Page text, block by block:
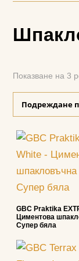
Показване на 3
GBC Praktika
Циментова
Супер бяла